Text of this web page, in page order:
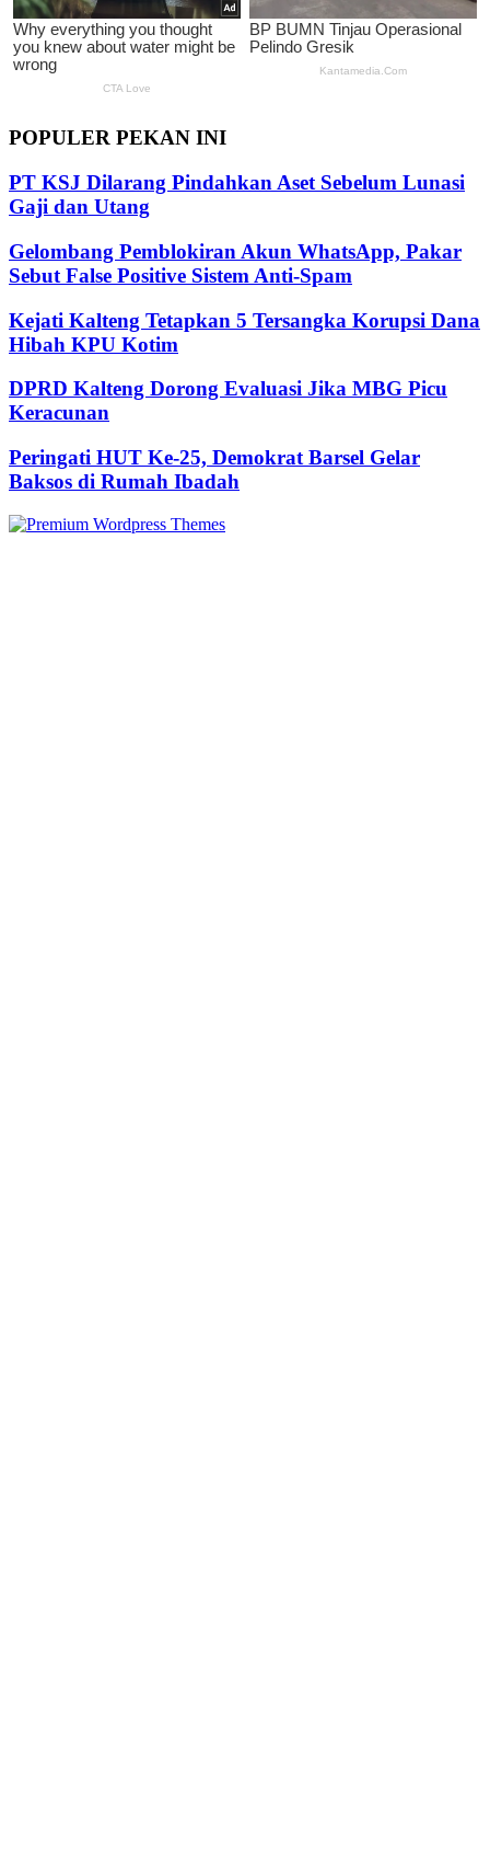
POPULER PEKAN INI
PT KSJ Dilarang Pindahkan Aset Sebelum Lunasi
Gaji dan Utang
Gelombang Pemblokiran Akun WhatsApp, Pakar
Sebut False Positive Sistem Anti-Spam
Kejati Kalteng Tetapkan 5 Tersangka Korupsi Dana
Hibah KPU Kotim
DPRD Kalteng Dorong Evaluasi Jika MBG Picu
Keracunan
Peringati HUT Ke-25, Demokrat Barsel Gelar
Baksos di Rumah Ibadah